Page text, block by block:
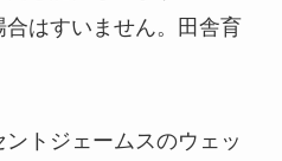
合はすいません。田舎育
トジェームスのウェッ